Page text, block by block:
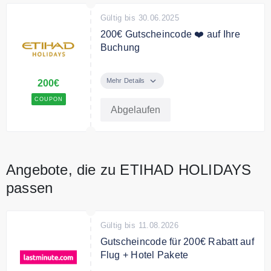
200€
COUPON
Gültig bis 30.06.2025
200€ Gutscheincode ❤️ auf Ihre
Buchung
buchen und 200€ auf Ihre
einem Warenwert von 2000€ und
Mehr Details
Abgelaufen
Angebote, die zu ETIHAD HOLIDAYS
passen
Gültig bis 11.08.2026
Gutscheincode für 200€ Rabatt auf
Flug + Hotel Pakete